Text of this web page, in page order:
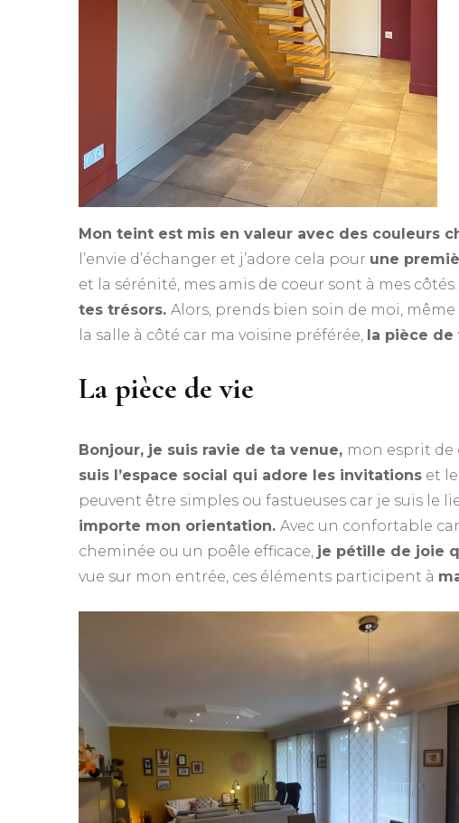
Mon teint est mis en valeur avec des couleurs
l’envie d’échanger et j’adore cela pour une
et la sérénité, mes amis de coeur sont à mes côtés.
tes trésors. Alors, prends bien soin de moi,
la salle à côté car ma voisine préférée, la pièce de
La pièce de vie
Bonjour, je suis ravie de ta venue, mon esprit de
suis l’espace social qui adore les invitations et
peuvent être simples ou fastueuses car je suis le
importe mon orientation. Avec un confortable
cheminée ou un poêle efficace, je pétille de joie
vue sur mon entrée, ces éléments participent à